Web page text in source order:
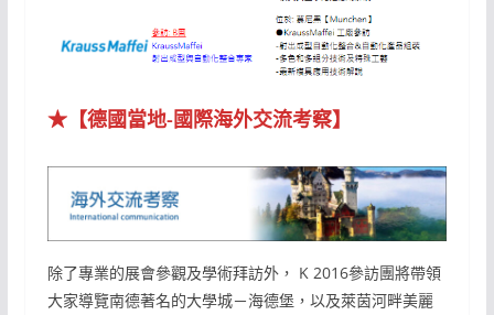
★【德國當地-國際海外交流考察】
除了專業的展會參觀及學術拜訪外， K 2016參訪團將帶領
大家導覽南德著名的大學城－海德堡，以及萊茵河畔美麗